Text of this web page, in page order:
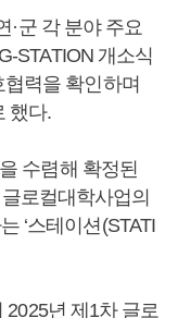
·군 각 분야 주요
STATION 개소식
력을 확인하며
했다.
수렴해 확정된
글로컬대학사업의
‘스테이션(STATI
2025년 제1차 글로